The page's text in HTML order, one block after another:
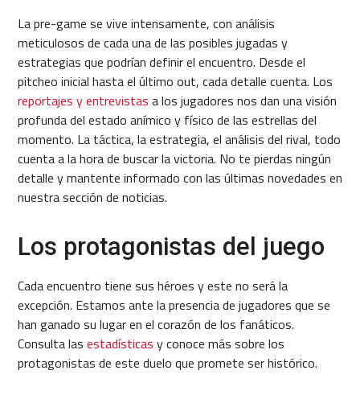
La pre-game se vive intensamente, con análisis
meticulosos de cada una de las posibles jugadas y
estrategias que podrían definir el encuentro. Desde el
pitcheo inicial hasta el último out, cada detalle cuenta. Los
reportajes y entrevistas a los jugadores nos dan una visión
profunda del estado anímico y físico de las estrellas del
momento. La táctica, la estrategia, el análisis del rival, todo
cuenta a la hora de buscar la victoria. No te pierdas ningún
detalle y mantente informado con las últimas novedades en
nuestra sección de noticias.
Los protagonistas del juego
Cada encuentro tiene sus héroes y este no será la
excepción. Estamos ante la presencia de jugadores que se
han ganado su lugar en el corazón de los fanáticos.
Consulta las estadísticas y conoce más sobre los
protagonistas de este duelo que promete ser histórico.